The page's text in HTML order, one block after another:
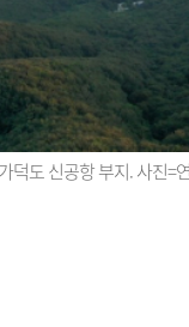
도 신공항 부지. 사진=